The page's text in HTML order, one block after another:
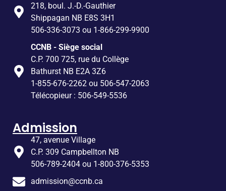
218, boul. J.-D.-Gauthier
Shippagan NB E8S 3H1
506-336-3073 ou 1-866-299-9900
CCNB - Siège social
C.P. 700 725, rue du Collège
Bathurst NB E2A 3Z6
1-855-676-2262 ou 506-547-2063
Télécopieur : 506-549-5536
Admission
47, avenue Village
C.P. 309 Campbellton NB
506-789-2404 ou 1-800-376-5353
admission@ccnb.ca